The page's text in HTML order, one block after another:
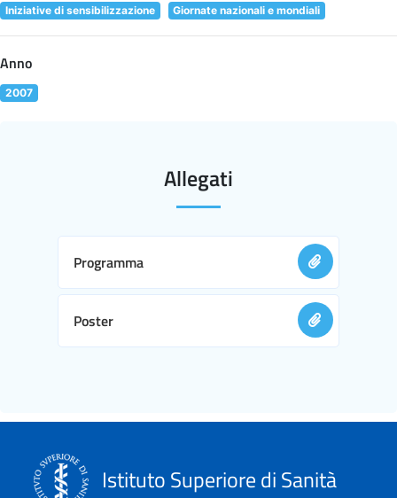
Iniziative di sensibilizzazione
Giornate nazionali e mondiali
Anno
2007
Allegati
Programma
Poster
Istituto Superiore di Sanità